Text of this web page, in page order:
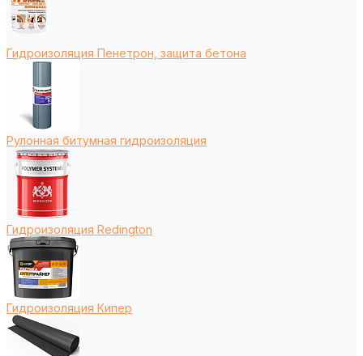
Гидроизоляция Пенетрон, защита бетона
Рулонная битумная гидроизоляция
Гидроизоляция Redington
Гидроизоляция Кипер